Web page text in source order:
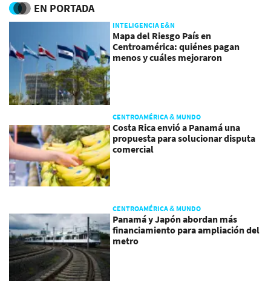
EN PORTADA
INTELIGENCIA E&N
Mapa del Riesgo País en
Centroamérica: quiénes pagan
menos y cuáles mejoraron
CENTROAMÉRICA & MUNDO
Costa Rica envió a Panamá una
propuesta para solucionar disputa
comercial
CENTROAMÉRICA & MUNDO
Panamá y Japón abordan más
financiamiento para ampliación del
metro